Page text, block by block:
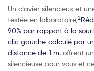
Un clavier silencieux et
testée en laboratoire, 2
90% par rapport à la
clic gauche calculé par
distance de 1 m. offrent
silencieuse pour vous et